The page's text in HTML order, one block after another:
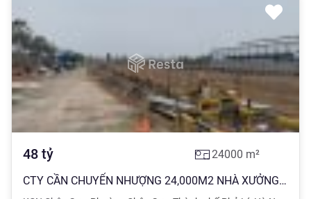
48 tỷ 24000 m²
CTY CẦN CHUYỂN NHƯỢNG 24,000M2 NHÀ XƯỞNG TẠI KCN CHÂU SƠN, HÀ NAM.